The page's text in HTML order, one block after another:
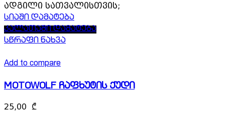
ადგილი სათვალისთვის;
სიაში დამატება
კალათაში დამატება
სწრაფი ნახვა
Add to compare
MOTOWOLF ჩაფხუტის ქუდი
25,00 ₾